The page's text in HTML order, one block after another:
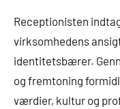
Receptionisten
virksomhedens
identitetsbærer.
og fremtoning
værdier, kultur og